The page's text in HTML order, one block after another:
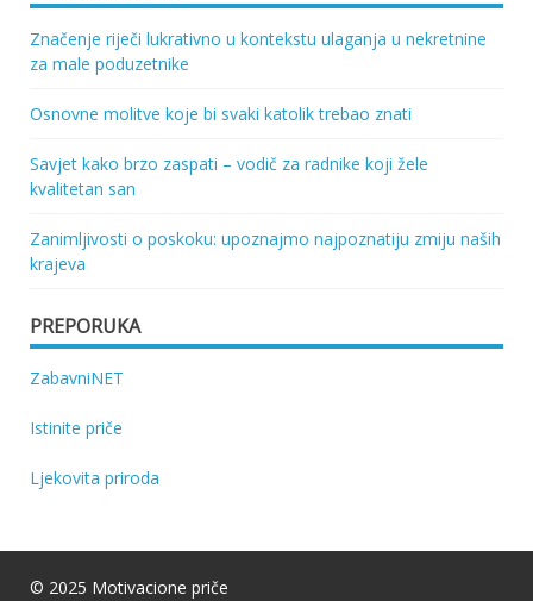
Značenje riječi lukrativno u kontekstu ulaganja u nekretnine
za male poduzetnike
Osnovne molitve koje bi svaki katolik trebao znati
Savjet kako brzo zaspati – vodič za radnike koji žele
kvalitetan san
Zanimljivosti o poskoku: upoznajmo najpoznatiju zmiju naših
krajeva
PREPORUKA
ZabavniNET
Istinite priče
Ljekovita priroda
© 2025 Motivacione priče